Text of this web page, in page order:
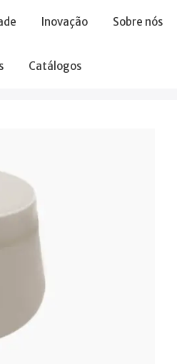
Inovação Sobre nós
Catálogos